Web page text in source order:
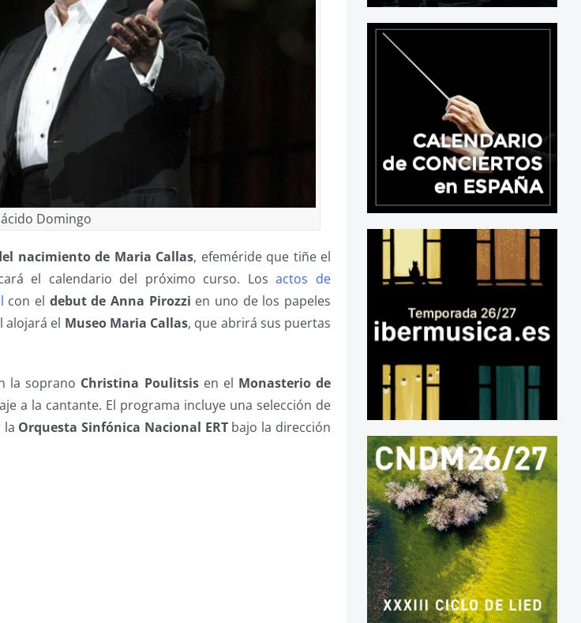
Domingo
nacimiento de Maria Callas, efeméride que tiñe el
el calendario del próximo curso. Losactos de
con el debut de Anna Pirozzi en uno de los papeles
alojará el Museo Maria Callas, que abrirá sus puertas
la soprano Christina Poulitsisen el Monasterio de
a la cantante. El programa incluye una selección de
la Orquesta Sinfónica Nacional ERTbajo la dirección